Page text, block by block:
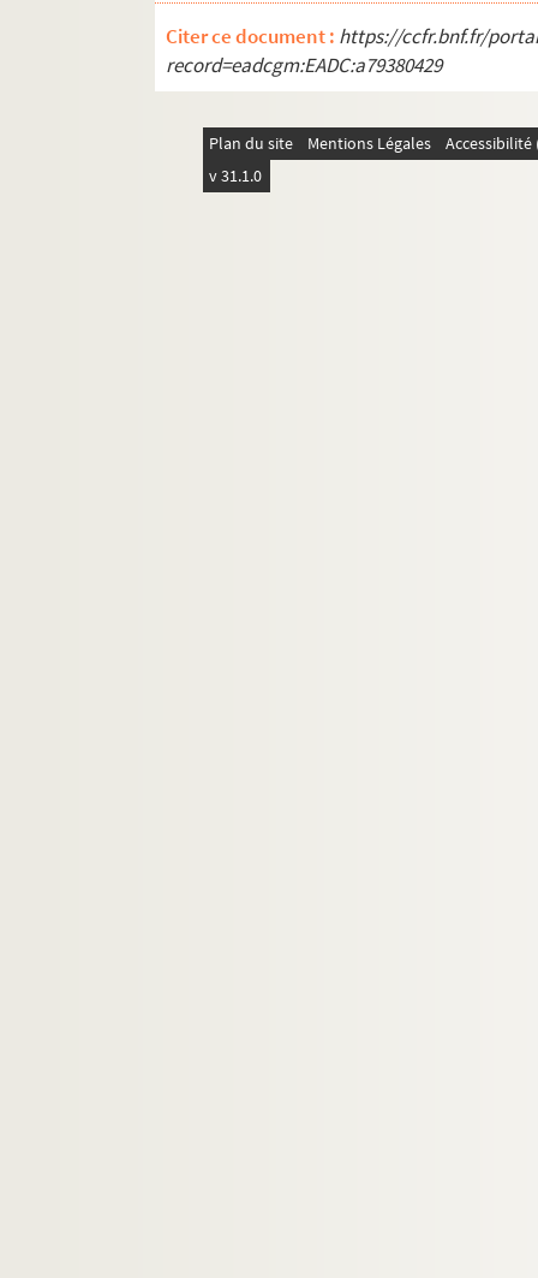
Citer ce document : https://ccfr.bnf.fr/
record=eadcgm:EADC:a79380429
Plan du site Mentions Légales
v 31.1.0